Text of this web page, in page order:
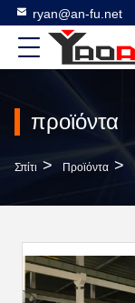
ryan@an-fu.net
προϊόντα
Σπίτι > Προϊόντα >